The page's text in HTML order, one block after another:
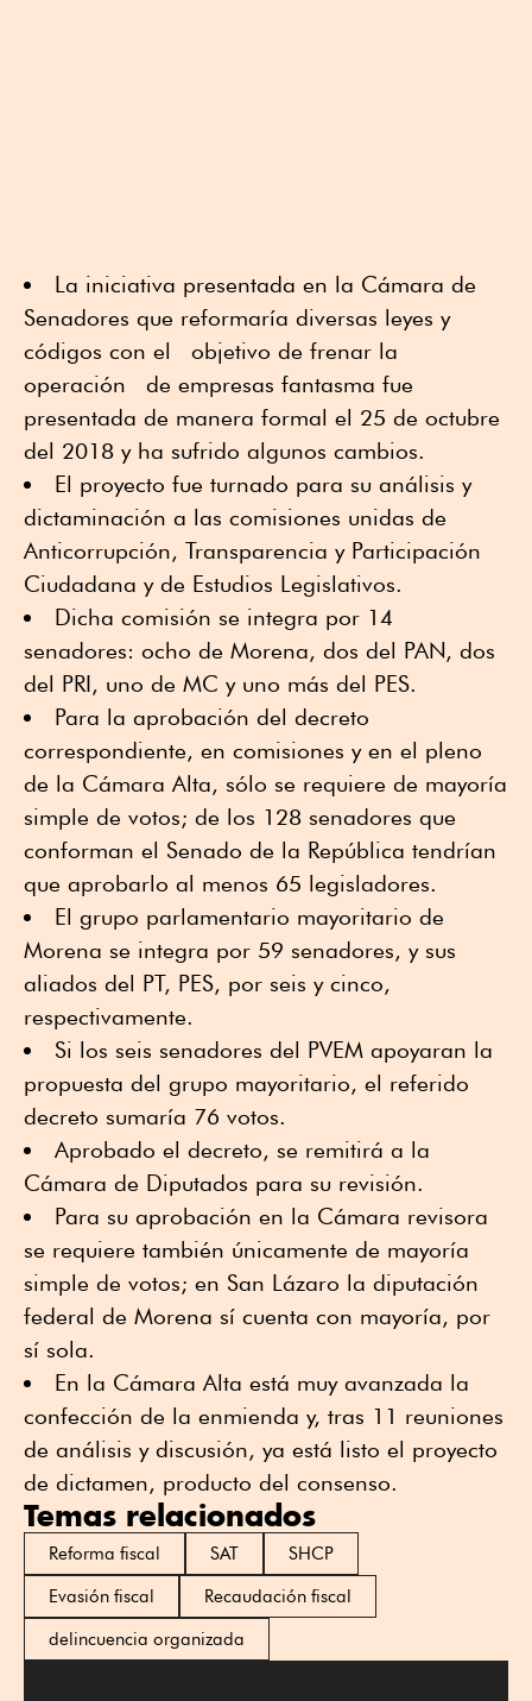
La iniciativa presentada en la Cámara de
Senadores que reformaría diversas leyes y
códigos con el objetivo de frenar la
operación de empresas fantasma fue
presentada de manera formal el 25 de octubre
del 2018 y ha sufrido algunos cambios.
El proyecto fue turnado para su análisis y
dictaminación a las comisiones unidas de
Anticorrupción, Transparencia y Participación
Ciudadana y de Estudios Legislativos.
Dicha comisión se integra por 14
senadores: ocho de Morena, dos del PAN, dos
del PRI, uno de MC y uno más del PES.
Para la aprobación del decreto
correspondiente, en comisiones y en el pleno
de la Cámara Alta, sólo se requiere de mayoría
simple de votos; de los 128 senadores que
conforman el Senado de la República tendrían
que aprobarlo al menos 65 legisladores.
El grupo parlamentario mayoritario de
Morena se integra por 59 senadores, y sus
aliados del PT, PES, por seis y cinco,
respectivamente.
Si los seis senadores del PVEM apoyaran la
propuesta del grupo mayoritario, el referido
decreto sumaría 76 votos.
Aprobado el decreto, se remitirá a la
Cámara de Diputados para su revisión.
Para su aprobación en la Cámara revisora
se requiere también únicamente de mayoría
simple de votos; en San Lázaro la diputación
federal de Morena sí cuenta con mayoría, por
sí sola.
En la Cámara Alta está muy avanzada la
confección de la enmienda y, tras 11 reuniones
de análisis y discusión, ya está listo el proyecto
de dictamen, producto del consenso.
Temas relacionados
Reforma fiscal SAT
SHCP
Evasión fiscal
Recaudación fiscal
delincuencia organizada